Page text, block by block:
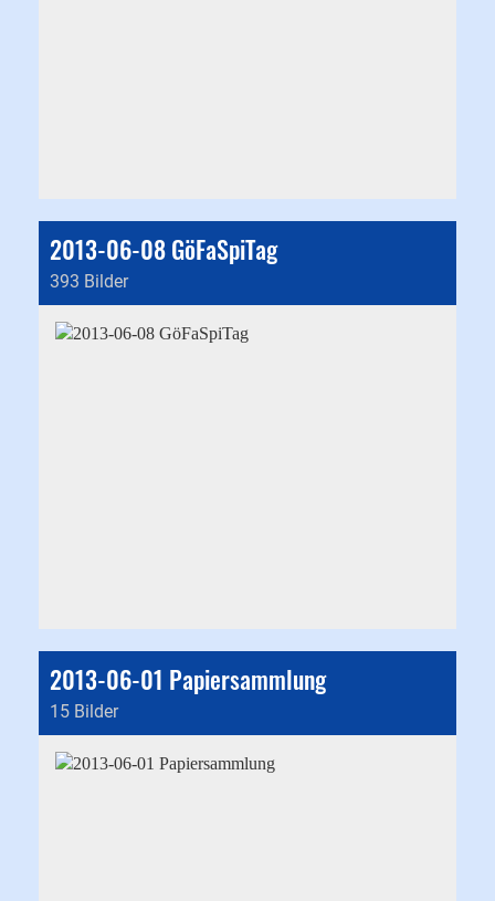
2013-06-08 GöFaSpiTag
393 Bilder
2013-06-01 Papiersammlung
15 Bilder